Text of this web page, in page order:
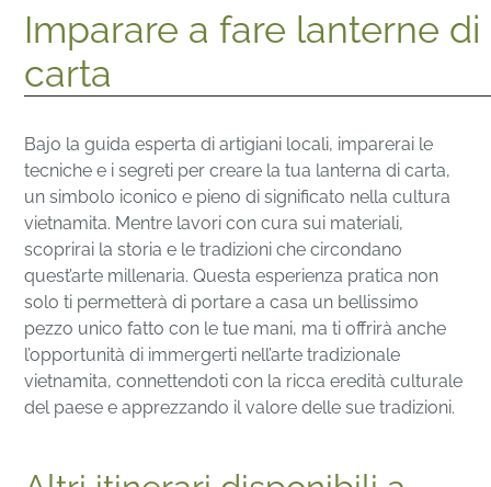
Imparare a fare lanterne di
carta
Bajo la guida esperta di artigiani locali, imparerai le
tecniche e i segreti per creare la tua lanterna di carta,
un simbolo iconico e pieno di significato nella cultura
vietnamita. Mentre lavori con cura sui materiali,
scoprirai la storia e le tradizioni che circondano
quest’arte millenaria. Questa esperienza pratica non
solo ti permetterà di portare a casa un bellissimo
pezzo unico fatto con le tue mani, ma ti offrirà anche
l’opportunità di immergerti nell’arte tradizionale
vietnamita, connettendoti con la ricca eredità culturale
del paese e apprezzando il valore delle sue tradizioni.